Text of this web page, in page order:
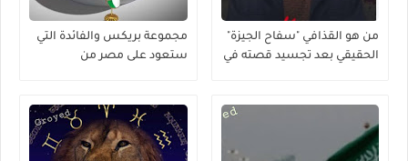
من هو القذافي "سفاح الجيزة"
الحقيقي بعد تجسيد قصته في
مجموعة بريكس والفائدة التي
ستعود على مصر من